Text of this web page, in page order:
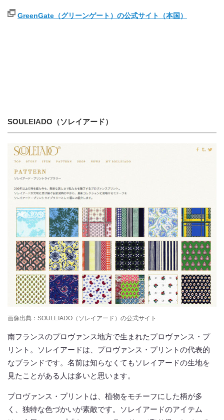
GreenGate（グリーンゲート）の公式サイト（本国）
SOULEIADO（ソレイアード）
画像出典：SOULEIADO（ソレイアード）の公式サイト
南フランスのプロヴァンス地方で生まれたプロヴァンス・プ
リント。ソレイアードは、プロヴァンス・プリントの代表的
なブランドです。名前は知らなくてもソレイアードの生地を
見たことがある人は多いと思います。
プロヴァンス・プリントは、植物をモチーフにした柄が多
く、独特な色づかいが素敵です。ソレイアードのアイテム